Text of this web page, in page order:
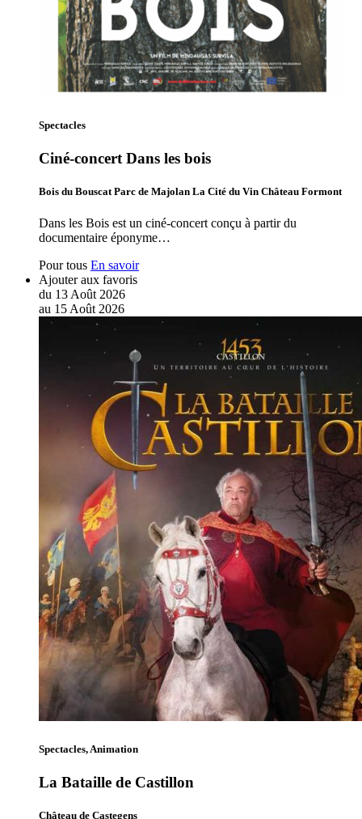
Spectacles
Ciné-concert Dans les bois
Bois du Bouscat Parc de Majolan La Cité du Vin Château Formont
Dans les Bois est un ciné-concert conçu à partir du
documentaire éponyme…
Pour tous En savoir
Ajouter aux favoris
du 13Août 2026
au 15Août 2026
Spectacles, Animation
La Bataille de Castillon
Château de Castegens